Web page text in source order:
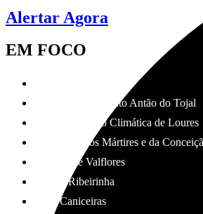
Alertar Agora
EM FOCO
Aquedutos de Santo Antão do Tojal
Plano de Acção Climática de Loures
Convento dos Mártires e da
Palácio de Valflores
Frente Ribeirinha
Paul Caniceiras